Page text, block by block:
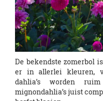
De bekendste zomerbol
er in allerlei kleuren,
dahlia’s worden
mignondahlia’s juist